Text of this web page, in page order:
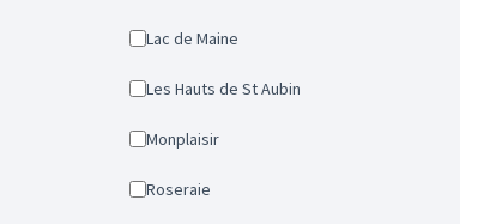
Lac de Maine
Les Hauts de St Aubin
Monplaisir
Roseraie